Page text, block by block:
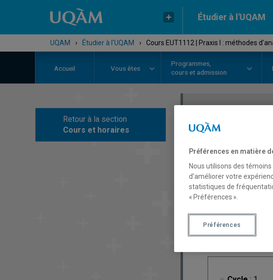
Étudier à l'UQAM
UQAM › Étudier à l'UQAM › Cours EUT1112 | Praxis I : méthodes
Accueil Vous êtes
Programmes,
cours et admission
Retour à la section
Cours et horaires
COURS
Préférences en matière
Nous utilisons des
d’améliorer votre
statistiques de
« Préférences ».
Préférences